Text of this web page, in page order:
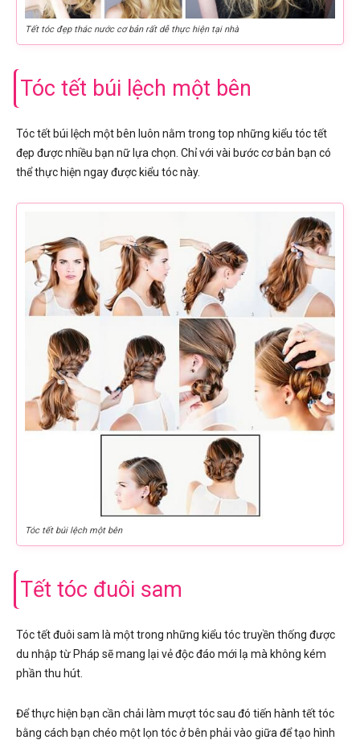
Tết tóc đẹp thác nước cơ bản rất dễ thực hiện tại nhà
Tóc tết búi lệch một bên
Tóc tết búi lệch một bên luôn nằm trong top những kiểu tóc tết
đẹp được nhiều bạn nữ lựa chọn. Chỉ với vài bước cơ bản bạn có
thể thực hiện ngay được kiểu tóc này.
Tóc tết búi lệch một bên
Tết tóc đuôi sam
Tóc tết đuôi sam là một trong những kiểu tóc truyền thống được
du nhập từ Pháp sẽ mang lại vẻ độc đáo mới lạ mà không kém
phần thu hút.
Để thực hiện bạn cần chải làm mượt tóc sau đó tiến hành tết tóc
bằng cách bạn chéo một lọn tóc ở bên phải vào giữa để tạo hình